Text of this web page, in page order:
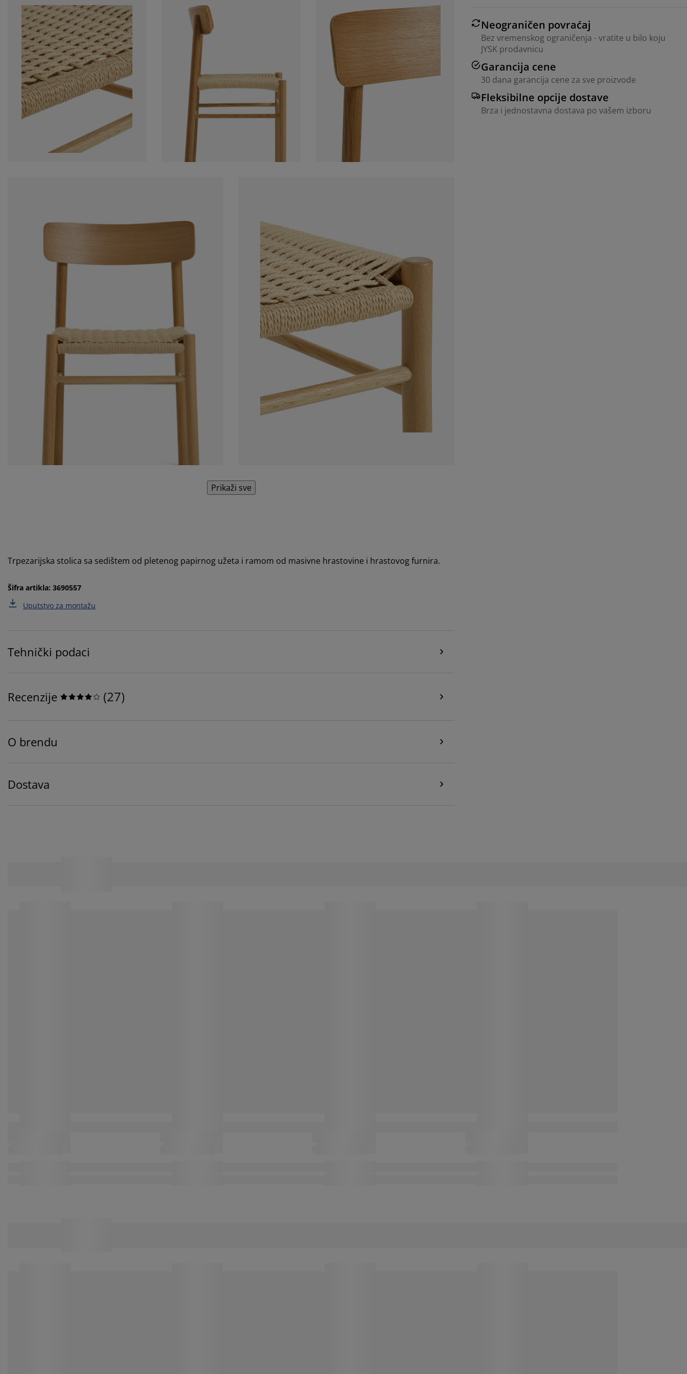
Prikaži sve
Neograničen povraćaj
Bez vremenskog ograničenja - vratite u bilo koju
JYSK prodavnicu
Garancija cene
30 dana garancija cene za sve proizvode
Fleksibilne opcije dostave
Brza i jednostavna dostava po vašem izboru
Trpezarijska stolica sa sedištem od pletenog papirnog užeta i ramom od masivne hrastovine i hrastovog furnira.
Šifra artikla: 3690557
Uputstvo za montažu
Tehnički podaci
Recenzije (27)
O brendu
Dostava